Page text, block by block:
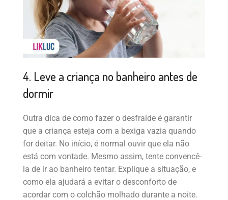
4. Leve a criança no banheiro antes de
dormir
Outra dica de como fazer o desfralde é garantir
que a criança esteja com a bexiga vazia quando
for deitar. No início, é normal ouvir que ela não
está com vontade. Mesmo assim, tente convencê-
la de ir ao banheiro tentar. Explique a situação, e
como ela ajudará a evitar o desconforto de
acordar com o colchão molhado durante a noite.